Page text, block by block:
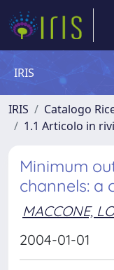
IRIS
IRIS Catalogo
1.1 Articolo in
Minimum
channels: a
MACCONE,
2004-01-01